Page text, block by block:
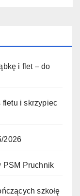
i flet – do
fletu i skrzypiec
2026
PSM Pruchnik
szkołę